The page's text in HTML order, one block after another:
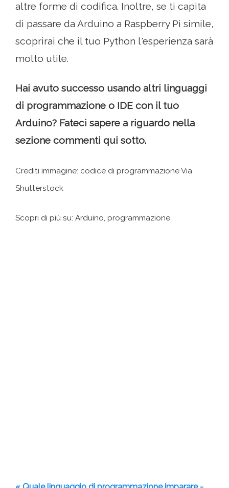
altre forme di codifica. Inoltre, se ti capita
di passare da Arduino a Raspberry Pi simile,
scoprirai che il tuo Python l'esperienza sarà
molto utile.
Hai avuto successo usando altri linguaggi
di programmazione o IDE con il tuo
Arduino? Fateci sapere a riguardo nella
sezione commenti qui sotto.
Crediti immagine: codice di programmazione Via
Shutterstock
Scopri di più su: Arduino, programmazione.